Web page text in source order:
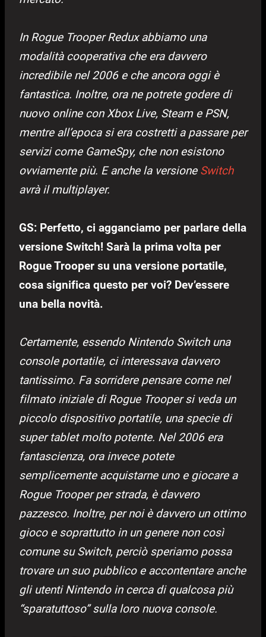
In Rogue Trooper Redux abbiamo una
modalità cooperativa che era davvero
incredibile nel 2006 e che ancora oggi è
fantastica. Inoltre, ora ne potrete godere di
nuovo online con Xbox Live, Steam e PSN,
mentre all’epoca si era costretti a passare per
servizi come GameSpy, che non esistono
ovviamente più. E anche la versioneSwitch
avrà il multiplayer.
GS: Perfetto, ci agganciamo per parlare della
versione Switch! Sarà la prima volta per
Rogue Trooper su una versione portatile,
cosa significa questo per voi? Dev’essere
una bella novità.
Certamente, essendo Nintendo Switch una
console portatile, ci interessava davvero
tantissimo. Fa sorridere pensare come nel
filmato iniziale di Rogue Trooper si veda un
piccolo dispositivo portatile, una specie di
super tablet molto potente. Nel 2006 era
fantascienza, ora invece potete
semplicemente acquistarne uno e giocare a
Rogue Trooper per strada, è davvero
pazzesco. Inoltre, per noi è davvero un ottimo
gioco e soprattutto in un genere non così
comune su Switch, perciò speriamo possa
trovare un suo pubblico e accontentare anche
gli utenti Nintendo in cerca di qualcosa più
“sparatuttoso” sulla loro nuova console.